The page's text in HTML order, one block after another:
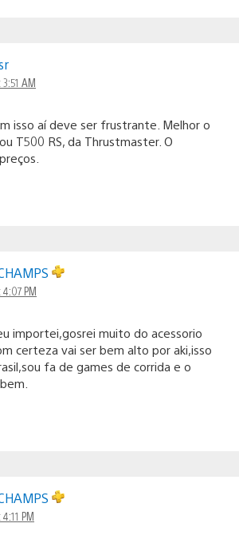
AM
isso aí deve ser frustrante. Melhor o
T500 RS, da Thrustmaster. O
PM
importei,gosrei muito do acessorio
certeza vai ser bem alto por aki,isso
fa de games de corrida e o
PM